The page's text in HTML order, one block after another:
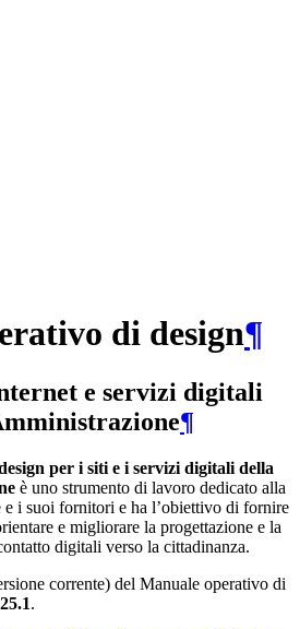
di design¶
e servizi digitali
¶
per i siti e i servizi digitali della
è uno strumento di lavoro dedicato alla
i suoi fornitori e ha l’obiettivo di fornire
e migliorare la progettazione e la
digitali verso la cittadinanza.
corrente) del Manuale operativo di
.